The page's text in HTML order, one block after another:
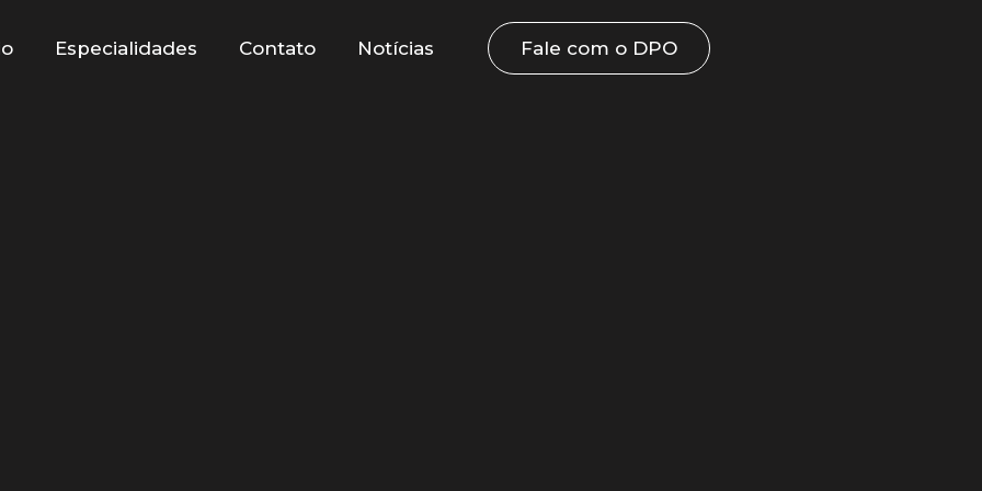
Especialidades Contato Notícias Fale com o DPO